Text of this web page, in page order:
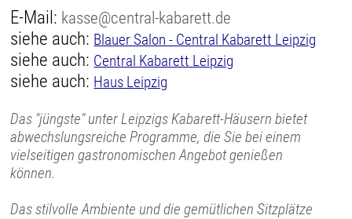
E-Mail: kasse@central-kabarett.de
siehe auch: Blauer Salon - Central Kabarett Leipzig
siehe auch: Central Kabarett Leipzig
siehe auch: Haus Leipzig
Das "jüngste" unter Leipzigs Kabarett-Häusern bietet
abwechslungsreiche Programme, die Sie bei einem
vielseitigen gastronomischen Angebot genießen
können.
Das stilvolle Ambiente und die gemütlichen Sitzplätze